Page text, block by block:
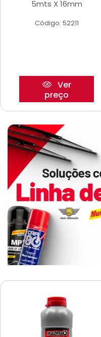
5mts X 16mm
Código: 52211
Ver
preço